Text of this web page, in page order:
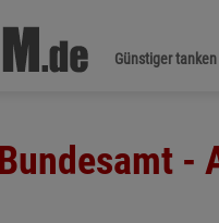
Günstiger tanken
-